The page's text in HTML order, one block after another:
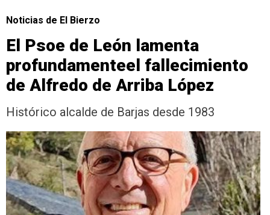
Noticias de El Bierzo
El Psoe de León lamenta
profundamenteel fallecimiento
de Alfredo de Arriba López
Histórico alcalde de Barjas desde 1983